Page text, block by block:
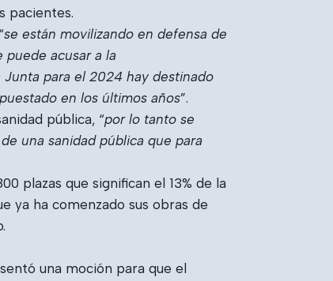
pacientes.
se están movilizando en defensa de
acusar a la
para el 2024 hay destinado
en los últimos años”.
pública, “por lo tanto se
una sanidad pública que para
plazas que significan el 13% de la
ya ha comenzado sus obras de
una moción para que el